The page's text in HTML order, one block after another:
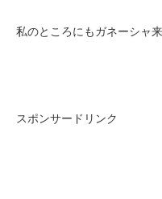
私のところにもガネーシャ
スポンサードリンク